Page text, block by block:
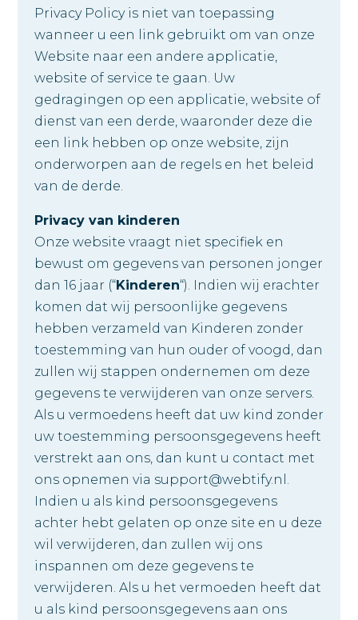
Privacy Policy is niet van toepassing
wanneer u een link gebruikt om van onze
Website naar een andere applicatie,
website of service te gaan. Uw
gedragingen op een applicatie, website of
dienst van een derde, waaronder deze die
een link hebben op onze website, zijn
onderworpen aan de regels en het beleid
van de derde.
Privacy van kinderen
Onze website vraagt niet specifiek en
bewust om gegevens van personen jonger
dan 16 jaar (“Kinderen“). Indien wij erachter
komen dat wij persoonlijke gegevens
hebben verzameld van Kinderen zonder
toestemming van hun ouder of voogd, dan
zullen wij stappen ondernemen om deze
gegevens te verwijderen van onze servers.
Als u vermoedens heeft dat uw kind zonder
uw toestemming persoonsgegevens heeft
verstrekt aan ons, dan kunt u contact met
ons opnemen via support@webtify.nl.
Indien u als kind persoonsgegevens
achter hebt gelaten op onze site en u deze
wil verwijderen, dan zullen wij ons
inspannen om deze gegevens te
verwijderen. Als u het vermoeden heeft dat
u als kind persoonsgegevens aan ons